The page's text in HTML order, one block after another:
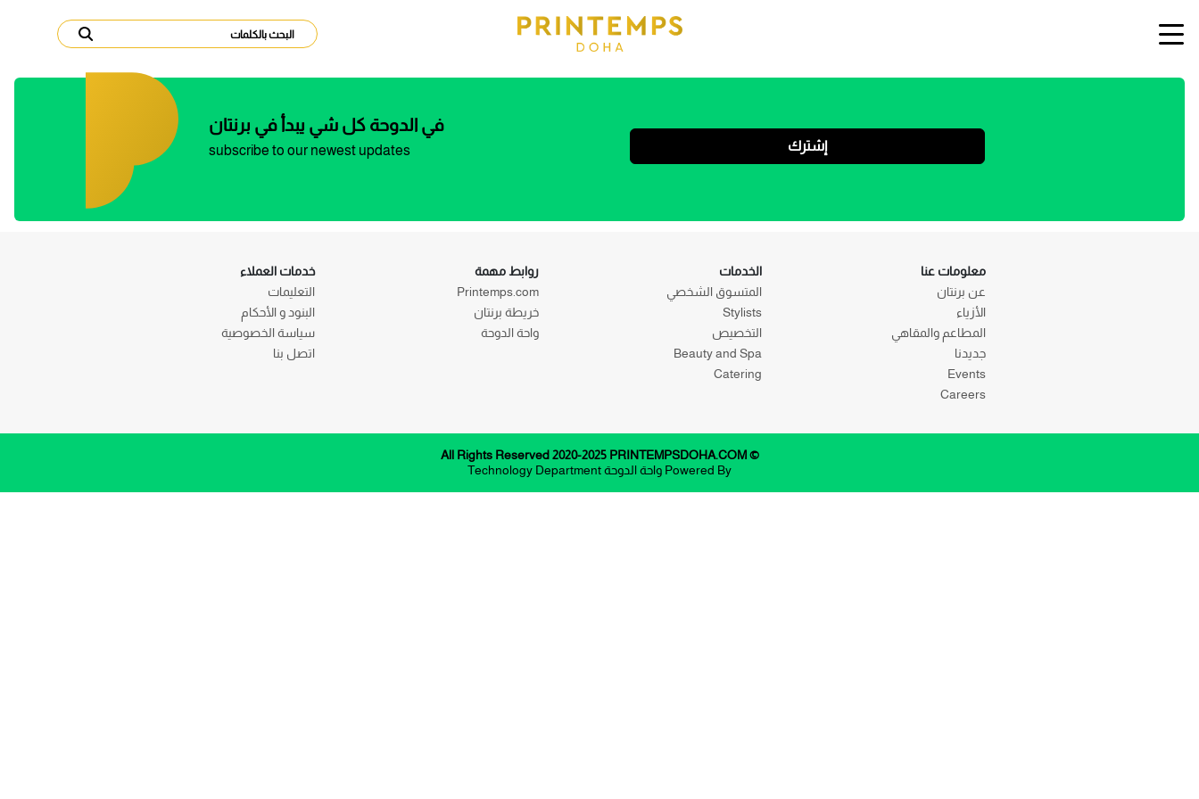
في الدوحة كل شي يبدأ في برنتان
subscribe to our newest updates إشترك
معلومات عنا
عن برنتان
الأزياء
المطاعم والمقاهي
جديدنا
Events
Careers
الخدمات
المتسوق الشخصي
Stylists
التخصيص
Beauty and Spa
Catering
روابط مهمة
Printemps.com
خريطة برنتان
واحة الدوحة
خدمات العملاء
التعليمات
البنود و الأحكام
سياسة الخصوصية
اتصل بنا
© All Rights Reserved 2020-2025 PRINTEMPSDOHA.COM
Powered By واحة الدوحة